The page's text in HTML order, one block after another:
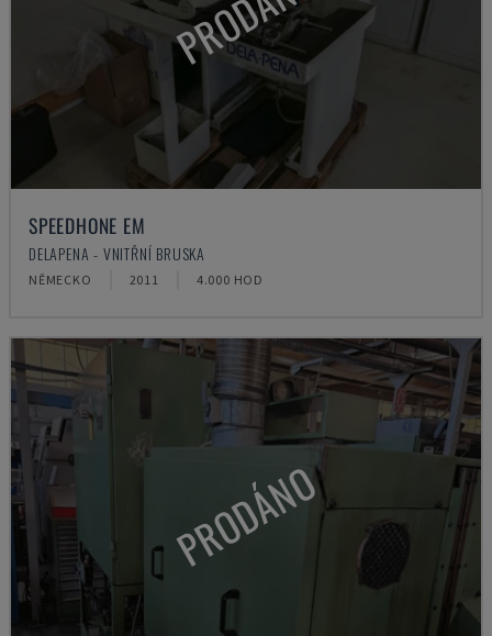
SPEEDHONE EM
DELAPENA - VNITŘNÍ BRUSKA
NĚMECKO 2011 4.000 HOD
PRODÁNO